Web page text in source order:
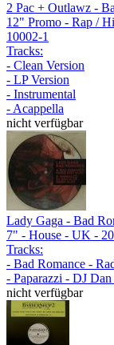
2 Pac + Outlawz -
12" Promo - Rap /
10002-1
Tracks:
- Clean Version
- LP Version
- Instrumental
- Acappella
nicht verfügbar
Lady Gaga - Bad
7" - House - UK -
Tracks:
- Bad Romance -
- Paparazzi - DJ
nicht verfügbar